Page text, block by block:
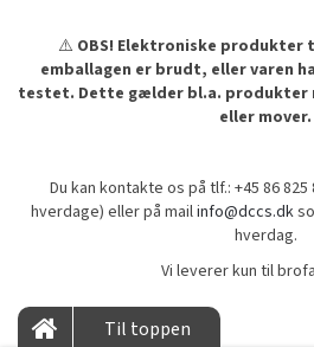
⚠️ OBS! Elektroniske produkter
emballagen er brudt, eller varen
testet. Dette gælder bl.a. produkter
eller mover.
Du kan kontakte os på tlf.: +45 86 825
hverdage) eller på mailinfo@dccs.dk
hverdag.
Vi leverer kun til
Til toppen